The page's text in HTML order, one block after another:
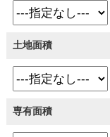
土地面積
専有面積